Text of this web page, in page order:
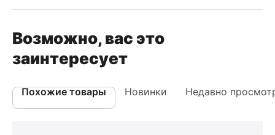
Возможно, вас это
заинтересует
Похожие товары Новинки Недавно